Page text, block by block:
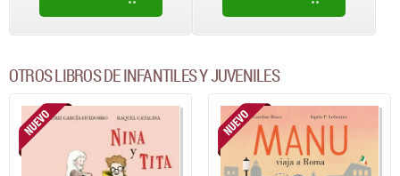
OTROS LIBROS DE INFANTILES Y JUVENILES